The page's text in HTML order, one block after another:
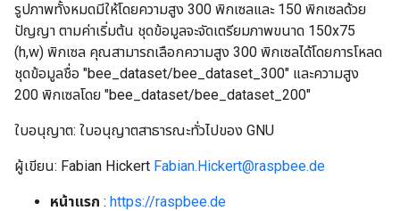
รูปภาพทั้งหมดมีให้โดยความสูง 300 พิกเซลและ 150 พิกเซลด้วย
ปัญญา ตามค่าเริ่มต้น ชุดข้อมูลจะจัดเตรียมภาพขนาด 150x75
(h,w) พิกเซล คุณสามารถเลือกความสูง 300 พิกเซลได้โดยการโหลด
ชุดข้อมูลชื่อ "bee_dataset/bee_dataset_300" และความสูง
200 พิกเซลโดย "bee_dataset/bee_dataset_200"
ใบอนุญาต: ใบอนุญาตสาธารณะทั่วไปของ GNU
ผู้เขียน: Fabian Hickert Fabian.Hickert@raspbee.de
หน้าแรก : https://raspbee.de